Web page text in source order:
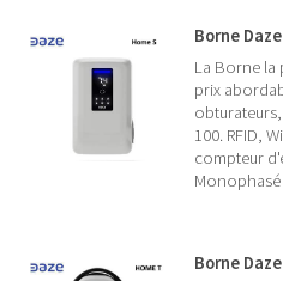
Borne
La Borne la
prix
100. RFID,
compteur
Monophasé
Borne